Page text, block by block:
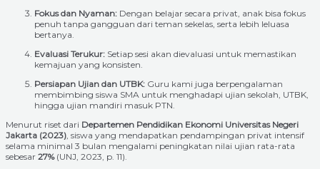
Fokus dan Nyaman: Dengan belajar secara privat, anak bisa fokus
penuh tanpa gangguan dari teman sekelas, serta lebih leluasa
bertanya.
Evaluasi Terukur: Setiap sesi akan dievaluasi untuk memastikan
kemajuan yang konsisten.
Persiapan Ujian dan UTBK: Guru kami juga berpengalaman
membimbing siswa SMA untuk menghadapi ujian sekolah, UTBK,
hingga ujian mandiri masuk PTN.
Menurut riset dari Departemen Pendidikan Ekonomi Universitas Negeri
Jakarta (2023) , siswa yang mendapatkan pendampingan privat intensif
selama minimal 3 bulan mengalami peningkatan nilai ujian rata-rata
sebesar 27%(UNJ, 2023, p. 11).